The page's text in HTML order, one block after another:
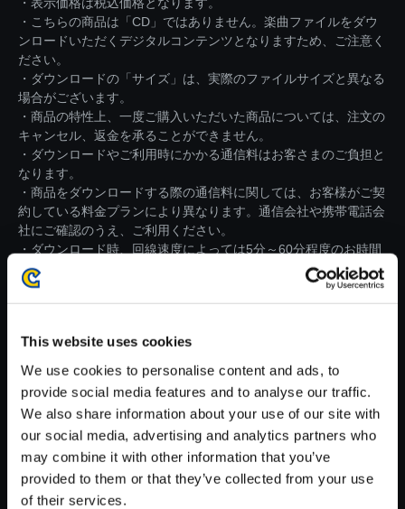
This website uses cookies
We use cookies to personalise content and ads, to
provide social media features and to analyse our traffic.
We also share information about your use of our site with
our social media, advertising and analytics partners who
may combine it with other information that you’ve
provided to them or that they’ve collected from your use
of their services.
・こちらの商品は「CD」ではありません。楽曲ファイルをダウ
ンロードいただくデジタルコンテンツとなりますため、ご注意く
ださい。
・ダウンロードの「サイズ」は、実際のファイルサイズと異なる
場合がございます。
・商品の特性上、一度ご購入いただいた商品については、注文の
キャンセル、返金を承ることができません。
・ダウンロードやご利用時にかかる通信料はお客さまのご負担と
なります。
・商品をダウンロードする際の通信料に関しては、お客様がご契
約している料金プランにより異なります。通信会社や携帯電話会
社にご確認のうえ、ご利用ください。
・ダウンロード時、回線速度によっては5分～60分程度のお時間
がかかる場合がございます。
※ご購入いただいたファイルのダウンロードの際には、通信環境
が安定しているWifi環境でお試しください。
【単曲】大逆転裁判 -成歩堂龍ノ
介の冒險- 劇伴音樂大全集 エレ
ガント ～そしてエクセレント